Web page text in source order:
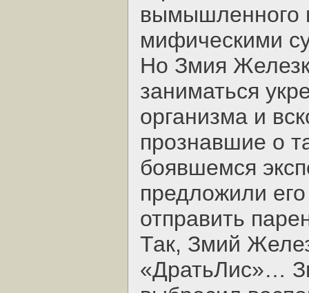
вымышленного
мифическими
Но Змия
заниматься
организма и
прознавшие о
боявшемся
предложили
отправить
Так, Змий
«ДратьЛис»…